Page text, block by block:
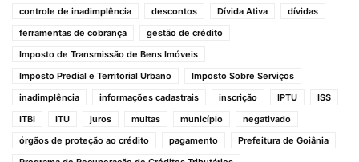
controle de inadimplência
descontos Dívida Ativa
dívidas
ferramentas de cobrança
gestão de crédito
Imposto de Transmissão de Bens Imóveis
Imposto Predial e Territorial Urbano
Imposto Sobre Serviços
inadimplência
informações cadastrais inscrição IPTU
ISS
ITBI
ITU juros multas município
negativado
órgãos de proteção ao crédito
pagamento
Prefeitura de Goiânia